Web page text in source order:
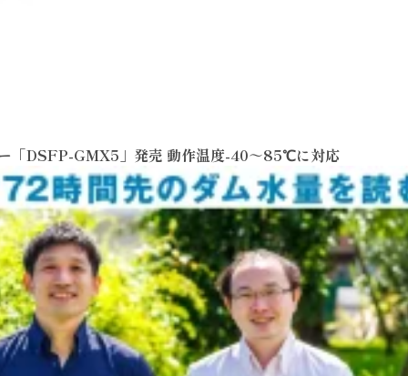
「DSFP-GMX5」発売 動作温度-40～85℃に対応